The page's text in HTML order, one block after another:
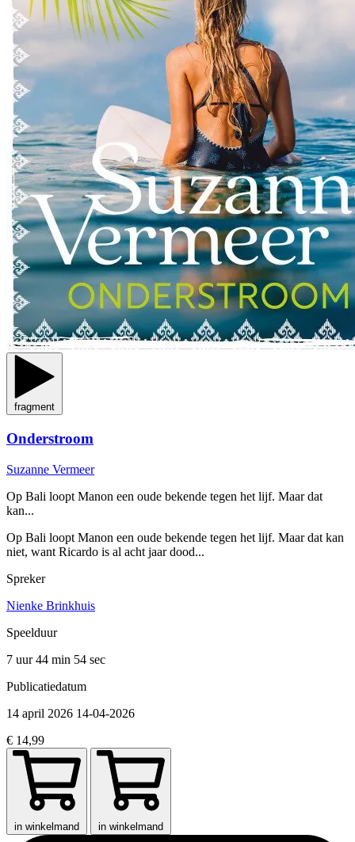
fragment
Onderstroom
Suzanne Vermeer
Op Bali loopt Manon een oude bekende tegen het lijf. Maar dat
kan...
Op Bali loopt Manon een oude bekende tegen het lijf. Maar dat kan
niet, want Ricardo is al acht jaar dood...
Spreker
Nienke Brinkhuis
Speelduur
7 uur 44 min 54 sec
Publicatiedatum
14 april 2026 14-04-2026
€ 14,99
in winkelmand in winkelmand